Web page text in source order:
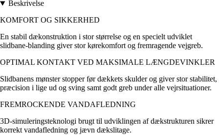
Beskrivelse
KOMFORT OG SIKKERHED
En stabil dækonstruktion i stor størrelse og en specielt udviklet
slidbane-blanding giver stor kørekomfort og fremragende vejgreb.
OPTIMAL KONTAKT VED MAKSIMALE LÆNGDEVINKLER
Slidbanens mønster stopper før dækkets skulder og giver stor stabilitet,
præcision i lige ud og sving samt godt greb under alle vejrsituationer.
FREMROCKENDE VANDAFLEDNING
3D-simuleringsteknologi brugt til udviklingen af dækstrukturen sikrer
korrekt vandafledning og jævn dækslitage.